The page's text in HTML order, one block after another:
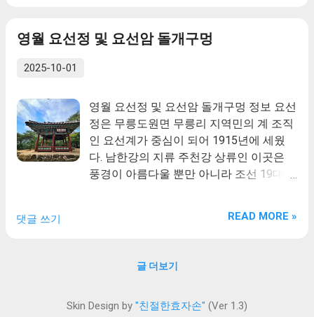
의 꽃차소득원으로서의 역할을 톡톡히 하
영월 요선정 및 요선암 돌개구멍
2025-10-01
영월 요선정 및 요선암 돌개구멍 정보 요선
정은 무릉도원면 무릉리 지역민의 계 조직
인 요선계가 중심이 되어 1915년에 세웠
다. 남한강의 지류 주천강 상류인 이곳은
풍경이 아름다울 뿐만 아니라 조선 19대
하사하여 주천면 주천강 북쪽 언덕에 있던
현판은 일본인이 소유하게 되었다. 이에 요
봉안하기 위해 요선정을 세웠다. 통일신라
댓글 쓰기 READ MORE »
글 더보기
Skin Design by "친절한효자손" (Ver 1.3)